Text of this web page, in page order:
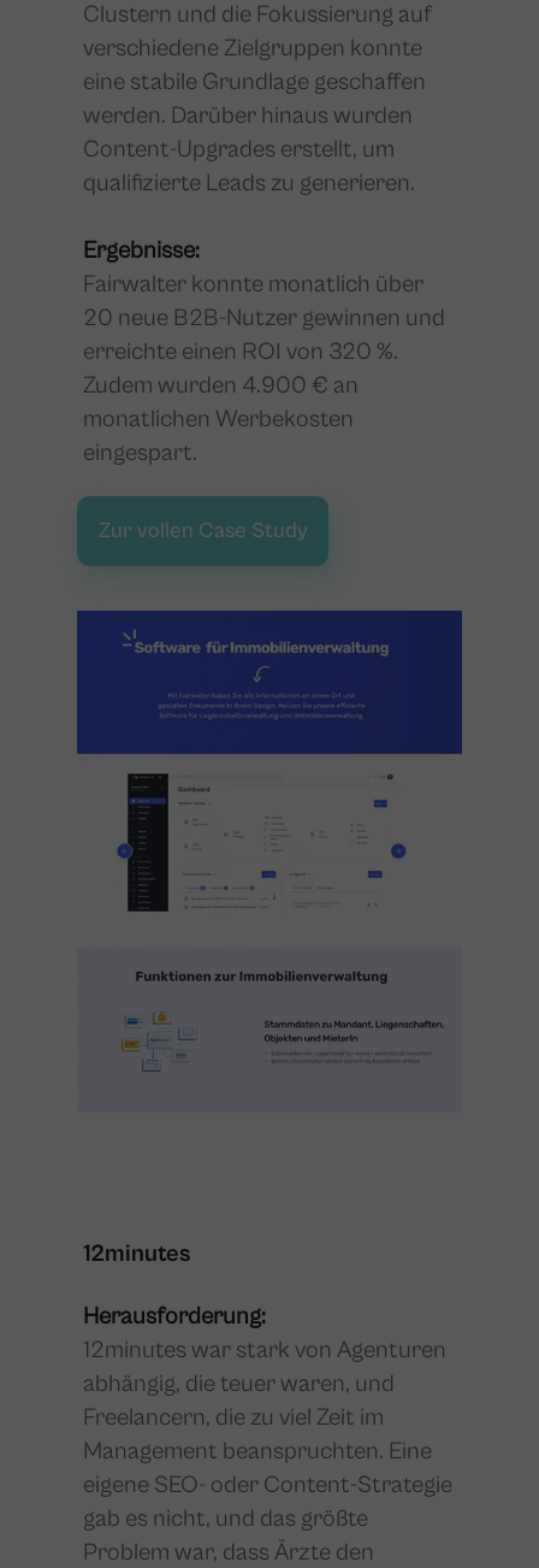
Clustern und die Fokussierung auf
verschiedene Zielgruppen konnte
eine stabile Grundlage geschaffen
werden. Darüber hinaus wurden
Content-Upgrades erstellt, um
qualifizierte Leads zu generieren.
Ergebnisse:
Fairwalter konnte monatlich über
20 neue B2B-Nutzer gewinnen und
erreichte einen ROI von 320 %.
Zudem wurden 4.900 € an
monatlichen Werbekosten
eingespart.
Zur vollen Case Study
12minutes
Herausforderung:
12minutes war stark von Agenturen
abhängig, die teuer waren, und
Freelancern, die zu viel Zeit im
Management beanspruchten. Eine
eigene SEO- oder Content-Strategie
gab es nicht, und das größte
Problem war, dass Ärzte den